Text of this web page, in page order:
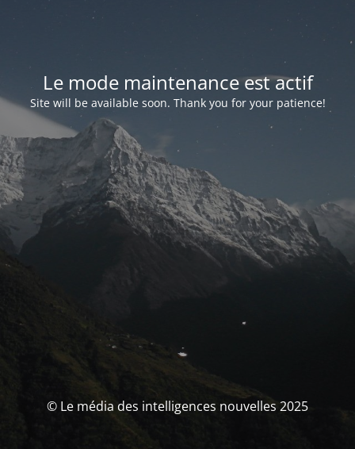
Le mode maintenance est actif
Site will be available soon. Thank you for your patience!
© Le média des intelligences nouvelles 2025